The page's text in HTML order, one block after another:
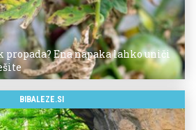
propada? Ena napaka lahko uniči
BIBALEZE.SI